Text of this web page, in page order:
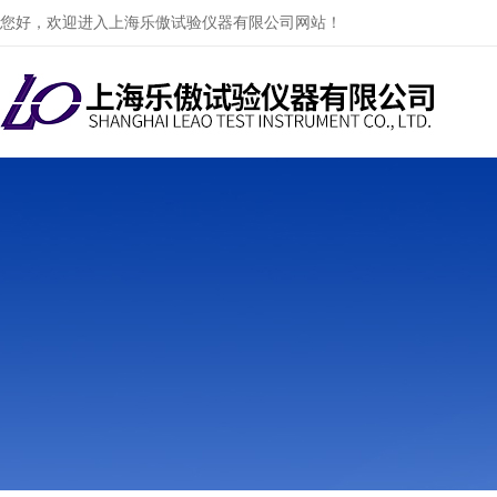
您好，欢迎进入上海乐傲试验仪器有限公司网站！